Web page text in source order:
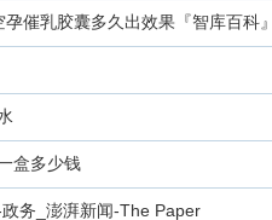
催乳胶囊多久出效果『智库百科』
盒多少钱
务_澎湃新闻-The Paper